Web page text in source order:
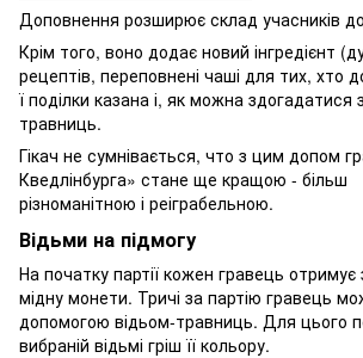
Доповнення розширює склад учасників
Крім того, воно додає новий інгредієнт
рецептів, переповнені чаші для тих, хто
ї поділки казана і, як можна здогадатися
травниць.
Гікач не сумнівається, что з цим допом
Кведлінбурга» стане ще кращою - більш
різноманітною і реіграбельною.
Відьми на підмогу
На початку партії кожен гравець отримує
мідну монети. Тричі за партію гравець
допомогою відьом-травниць. Для цього
вибраній відьмі гріш її кольору.